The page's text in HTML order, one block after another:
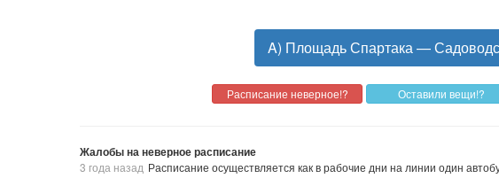
A) Площадь Спартака —
Жалобы на неверное расписание
3 года назад Расписание осуществляется как в рабочие дни на линии один